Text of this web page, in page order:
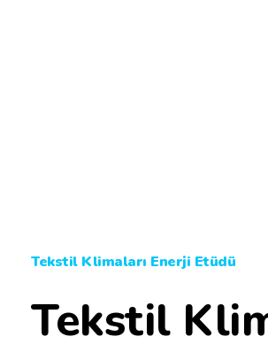
Tekstil Klimaları Enerji Etüdü
Tekstil